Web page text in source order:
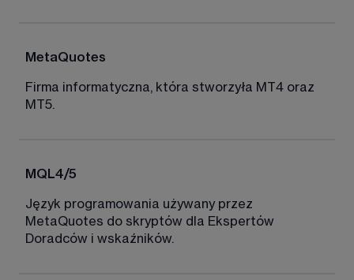
MetaQuotes
Firma informatyczna, która stworzyła MT4 oraz
MT5.
MQL4/5
Język programowania używany przez
MetaQuotes do skryptów dla Ekspertów
Doradców i wskaźników.